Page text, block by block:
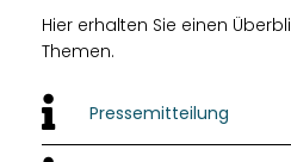
Hier erhalten Sie einen
Themen.
Pressemitteilung